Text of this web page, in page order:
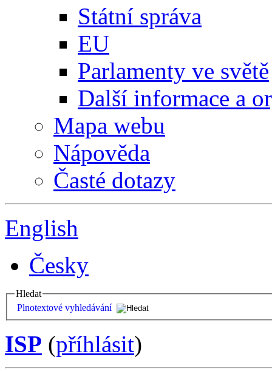
Státní správa
EU
Parlamenty ve světě
Další informace a
Mapa webu
Nápověda
Časté dotazy
English
Česky
Hledat
Plnotextové vyhledávání
ISP (příhlásit)